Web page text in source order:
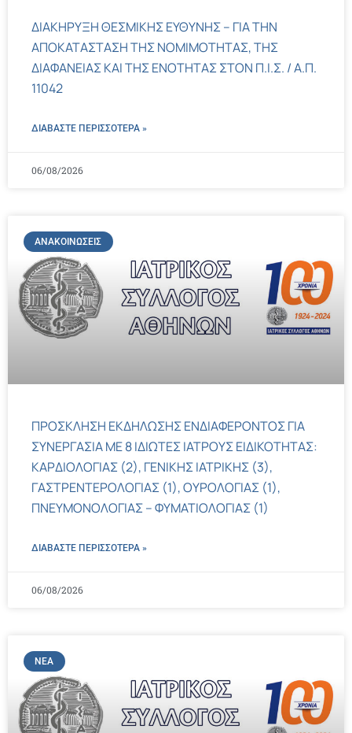
ΔΙΑΚΗΡΥΞΗ ΘΕΣΜΙΚΗΣ ΕΥΘΥΝΗΣ – ΓΙΑ ΤΗΝ
ΑΠΟΚΑΤΑΣΤΑΣΗ ΤΗΣ ΝΟΜΙΜΟΤΗΤΑΣ, ΤΗΣ
ΔΙΑΦΑΝΕΙΑΣ ΚΑΙ ΤΗΣ ΕΝΟΤΗΤΑΣ ΣΤΟΝ Π.Ι.Σ. / Α.Π.
11042
ΔΙΑΒΑΣΤΕ ΠΕΡΙΣΣΌΤΕΡΑ »
06/08/2026
ΑΝΑΚΟΙΝΏΣΕΙΣ
ΠΡΟΣΚΛΗΣΗ ΕΚΔΗΛΩΣΗΣ ΕΝΔΙΑΦΕΡΟΝΤΟΣ ΓΙΑ
ΣΥΝΕΡΓΑΣΙΑ ΜΕ 8 ΙΔΙΩΤΕΣ ΙΑΤΡΟΥΣ ΕΙΔΙΚΟΤΗΤΑΣ:
ΚΑΡΔΙΟΛΟΓΙΑΣ (2), ΓΕΝΙΚΗΣ ΙΑΤΡΙΚΗΣ (3),
ΓΑΣΤΡΕΝΤΕΡΟΛΟΓΙΑΣ (1), ΟΥΡΟΛΟΓΙΑΣ (1),
ΠΝΕΥΜΟΝΟΛΟΓΙΑΣ – ΦΥΜΑΤΙΟΛΟΓΙΑΣ (1)
ΔΙΑΒΑΣΤΕ ΠΕΡΙΣΣΌΤΕΡΑ »
06/08/2026
ΝΈΑ